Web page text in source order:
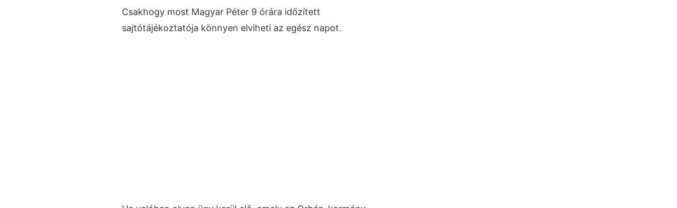
Csakhogy most Magyar Péter 9 órára időzített
sajtótájékoztatója könnyen elviheti az egész napot.